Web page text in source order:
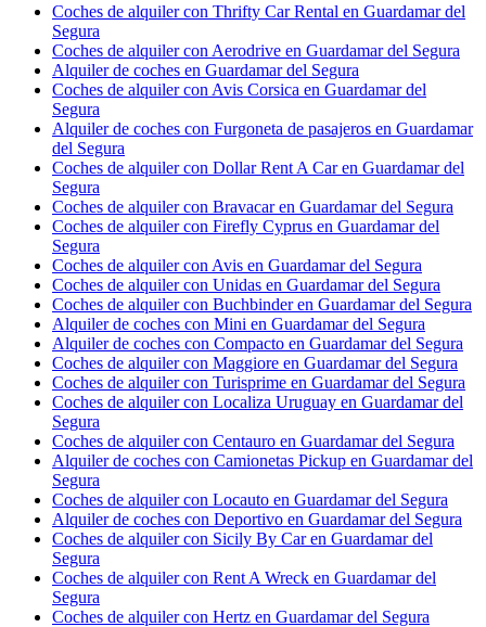
Coches de alquiler con Thrifty Car Rental en Guardamar del
Segura
Coches de alquiler con Aerodrive en Guardamar del Segura
Alquiler de coches en Guardamar del Segura
Coches de alquiler con Avis Corsica en Guardamar del
Segura
Alquiler de coches con Furgoneta de pasajeros en Guardamar
del Segura
Coches de alquiler con Dollar Rent A Car en Guardamar del
Segura
Coches de alquiler con Bravacar en Guardamar del Segura
Coches de alquiler con Firefly Cyprus en Guardamar del
Segura
Coches de alquiler con Avis en Guardamar del Segura
Coches de alquiler con Unidas en Guardamar del Segura
Coches de alquiler con Buchbinder en Guardamar del Segura
Alquiler de coches con Mini en Guardamar del Segura
Alquiler de coches con Compacto en Guardamar del Segura
Coches de alquiler con Maggiore en Guardamar del Segura
Coches de alquiler con Turisprime en Guardamar del Segura
Coches de alquiler con Localiza Uruguay en Guardamar del
Segura
Coches de alquiler con Centauro en Guardamar del Segura
Alquiler de coches con Camionetas Pickup en Guardamar del
Segura
Coches de alquiler con Locauto en Guardamar del Segura
Alquiler de coches con Deportivo en Guardamar del Segura
Coches de alquiler con Sicily By Car en Guardamar del
Segura
Coches de alquiler con Rent A Wreck en Guardamar del
Segura
Coches de alquiler con Hertz en Guardamar del Segura